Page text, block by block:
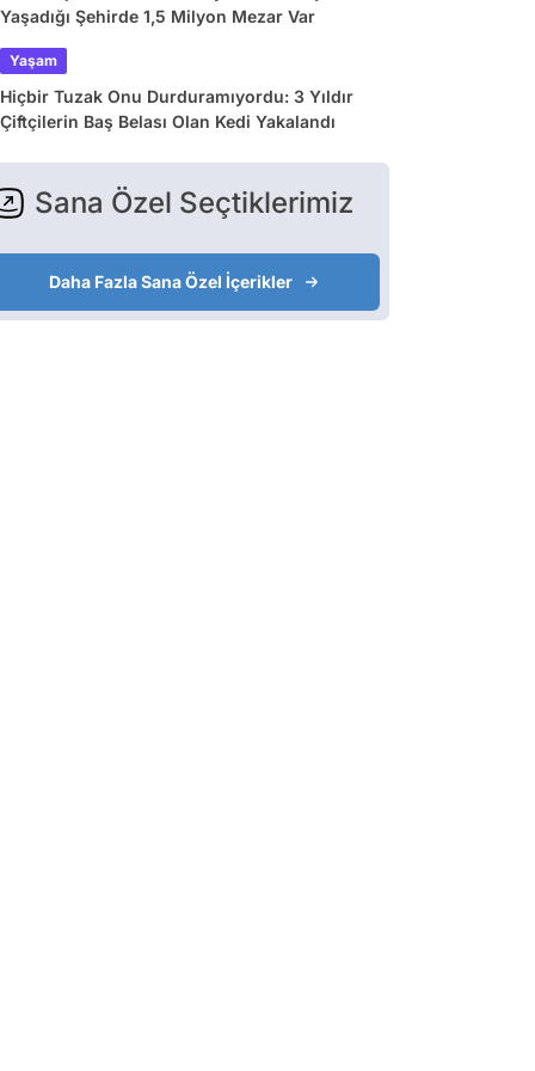
Yaşadığı Şehirde 1,5 Milyon Mezar Var
Yaşam
Hiçbir Tuzak Onu Durduramıyordu: 3 Yıldır
Çiftçilerin Baş Belası Olan Kedi Yakalandı
Sana Özel Seçtiklerimiz
Daha Fazla Sana Özel İçerikler